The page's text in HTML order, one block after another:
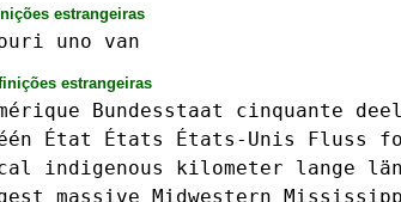
estrangeiras
uno van
estrangeiras
Bundesstaat cinquante
État États États-Unis Fluss
indigenous kilometer lange
massive Midwestern